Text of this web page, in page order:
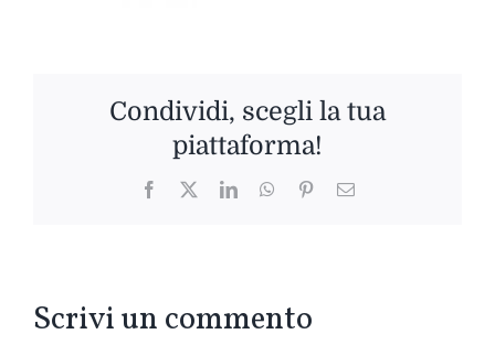
Condividi, scegli la tua
piattaforma!
Facebook
TwitterLinkedInWhatsApp
PinterestEmail
Scrivi un commento